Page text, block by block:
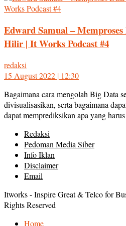
Edward Samual –
Hilir | It Works Podcast #4
redaksi
15 August 2022 | 12:30
Bagaimana cara mengolah Big Data
divisualisasikan, serta bagaimana
dapat memprediksikan apa yang
Redaksi
Pedoman Media Siber
Info Iklan
Disclaimer
Email
Itworks - Inspire Great & Telco for
Rights Reserved
Home